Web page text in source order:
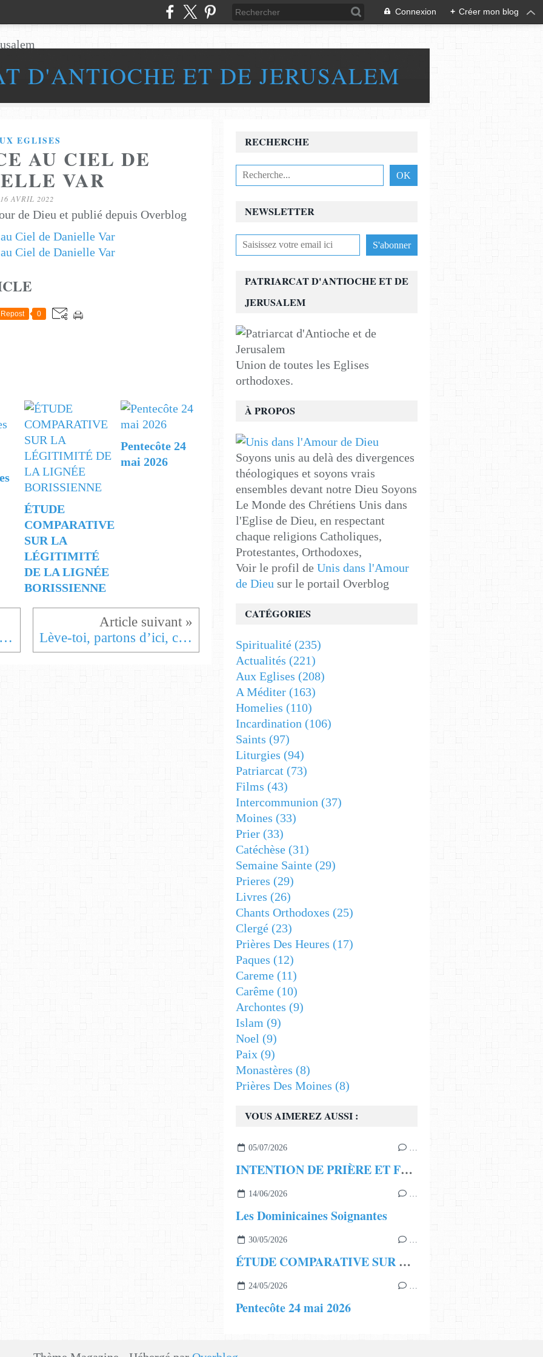
Connexion + Créer mon blog
D'ANTIOCHE ET DE JERUSALEM
EGLISES
AU CIEL DE
VAR
16 AVRIL 2022
de Dieu et publié depuis Overblog
Repost 0
ÉTUDE
COMPARATIVE
SUR LA
LÉGITIMITÉ
DE LA LIGNÉE
BORISSIENNE
Pentecôte 24
mai 2026
: Les derniers jours de Jésus. Lève-toi, partons d’ici, car tu es en moi et je suis en toi.
NEWSLETTER
RECHERCHE
PATRIARCAT D'ANTIOCHE ET DE
JERUSALEM
Union de toutes les Eglises
orthodoxes.
À PROPOS
Soyons unis au delà des divergences
théologiques et soyons vrais
ensembles devant notre Dieu Soyons
Le Monde des Chrétiens Unis dans
l'Eglise de Dieu, en respectant
chaque religions Catholiques,
Protestantes, Orthodoxes,
Voir le profil de Unis dans l'Amour
de Dieu sur le portail Overblog
VOUS AIMEREZ AUSSI :
05/07/2026 …
INTENTION DE PRIÈRE ET FRATERNITÉ ECCLÉSIALE
14/06/2026 …
Les Dominicaines Soignantes
30/05/2026 …
ÉTUDE COMPARATIVE SUR LA LÉGITIMITÉ DE LA LIGNÉE BORISSIENNE
24/05/2026 …
Pentecôte 24 mai 2026
CATÉGORIES
Spiritualité (235)
Actualités (221)
Aux Eglises (208)
A Méditer (163)
Homelies (110)
Incardination (106)
Saints (97)
Liturgies (94)
Patriarcat (73)
Films (43)
Intercommunion (37)
Moines (33)
Prier (33)
Catéchèse (31)
Semaine Sainte (29)
Prieres (29)
Livres (26)
Chants Orthodoxes (25)
Clergé (23)
Prières Des Heures (17)
Paques (12)
Careme (11)
Carême (10)
Archontes (9)
Islam (9)
Noel (9)
Paix (9)
Monastères (8)
Prières Des Moines (8)